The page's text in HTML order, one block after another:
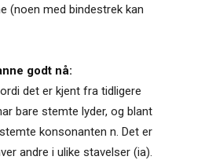
(noen med bindestrek kan
godt nå:
det er kjent fra tidligere
bare stemte lyder, og blant
konsonanten n. Det er
andre i ulike stavelser (ia).